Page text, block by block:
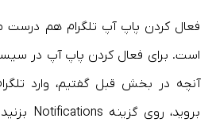
فعال کردن پاپ آپ تلگرام هم درست
آنچه در بخش قبل گفتیم، وارد